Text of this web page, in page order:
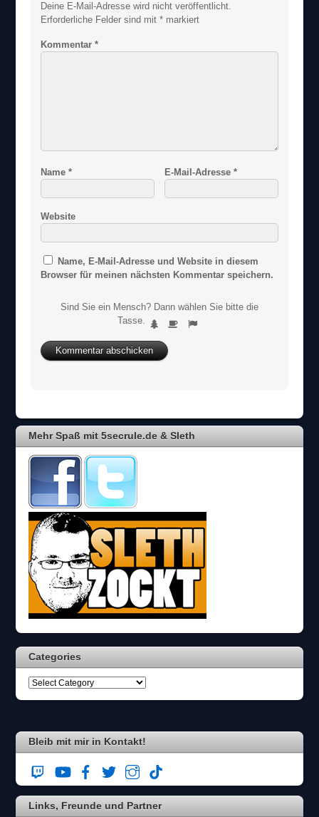
Deine E-Mail-Adresse wird nicht veröffentlicht.
Erforderliche Felder sind mit* markiert
Kommentar*
Name* E-Mail-Adresse *
Website
Name, E-Mail-Adresse und Website in diesem
Browser für meinen nächsten Kommentar speichern.
Sind Sie ein Mensch? Dann wählen Sie bitte die
Tasse.
n
d
i
n
h
?
D
n
w
ä
h
l
n
i
i
t
d
i
Mehr Spaß mit 5secrule.de & Sleth
Categories
Bleib mit mir in Kontakt!
Links, Freunde und Partner